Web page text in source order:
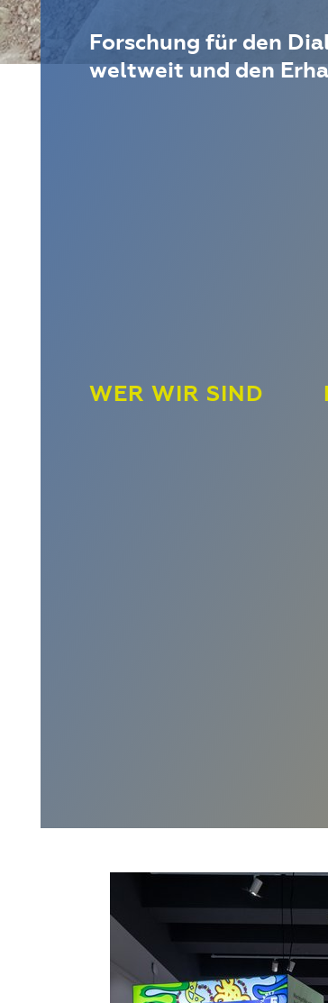
WER WIR SIND
Forschung für den
weltweit und den